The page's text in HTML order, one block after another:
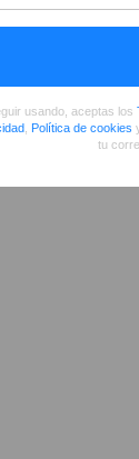
usando, aceptas los
, Política de cookies
tu